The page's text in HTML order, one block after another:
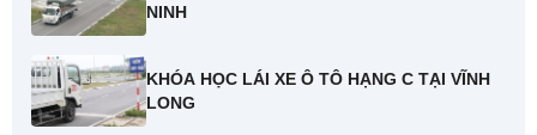
NINH
KHÓA HỌC LÁI XE Ô TÔ HẠNG C TẠI VĨNH
LONG